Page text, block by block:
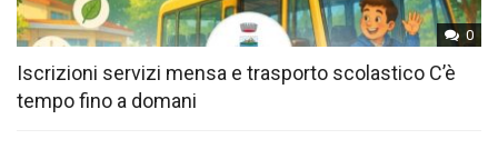
0
Iscrizioni servizi mensa e trasporto scolastico C’è
tempo fino a domani